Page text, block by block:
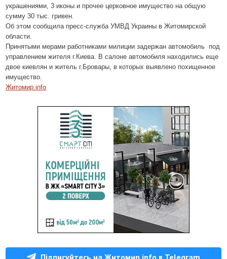
украшениями, 3 иконы и прочее церковное имущество на общую
сумму 30 тыс. гривен.
Об этом сообщила пресс-служба УМВД Украины в Житомирской
области.
Принятыми мерами работниками милиции задержан автомобиль под
управлением жителя г.Киева. В салоне автомобиля находились еще
двое киевлян и житель г.Бровары, в которых выявлено похищенное
имущество.
Житомир.info
Підписуйтесь на Житомир.info в Telegram